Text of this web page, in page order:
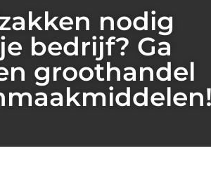
nodig
bedrijf? Ga
groothandel